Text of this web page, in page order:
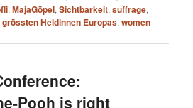
,MajaGöpel,Sichtbarkeit,suffrage,
Heldinnen Europas,women
Pooh is right